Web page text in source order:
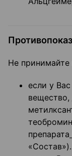
Не
если у
вещество,
препарата
«Состав»).